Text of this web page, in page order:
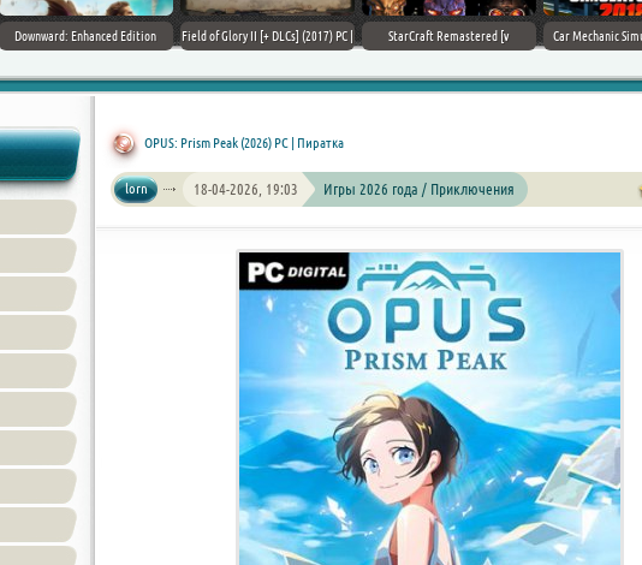
Downward: Enhanced Edition
Field of Glory II [+ DLCs] (2017) PC |
StarCraft Remastered [v
Car Mechanic
OPUS: Prism Peak (2026) PC | Пиратка
lorn 18-04-2026, 19:03 Игры 2026 года / Приключения